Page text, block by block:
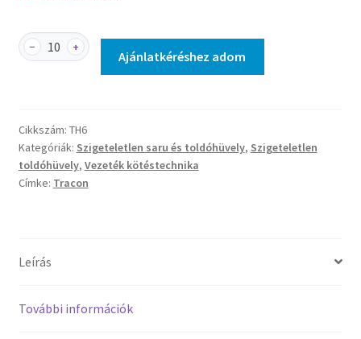
TH6
ónozott
elektrolitréz
mennyiség
− +
Ajánlatkéréshez adom
Cikkszám: TH6
Kategóriák: Szigeteletlen saru és toldóhüvely, Szigeteletlen
toldóhüvely, Vezeték kötéstechnika
Címke: Tracon
Leírás
További információk